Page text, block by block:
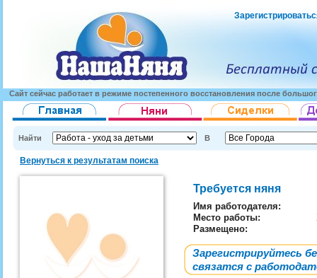
Сайт сейчас работает в режиме постепенного восстановления после
Найти В
Вернуться к результатам поиска
Требуется няня
Имя работодателя:
Место работы:
Размещено:
Зарегистрируйтесь
связатся с